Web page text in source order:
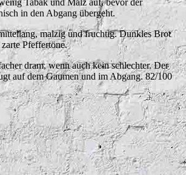
in den Abgang übergeht.
malzig und fruchtig. Dunkles Brot
Pfeffertöne.
dram, wenn auch kein schlechter. Der
auf dem Gaumen und im Abgang. 82/100